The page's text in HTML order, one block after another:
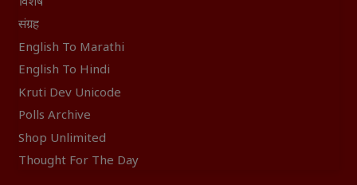
संग्रह
English To Marathi
English To Hindi
Kruti Dev Unicode
Polls Archive
Shop Unlimited
Thought For The Day